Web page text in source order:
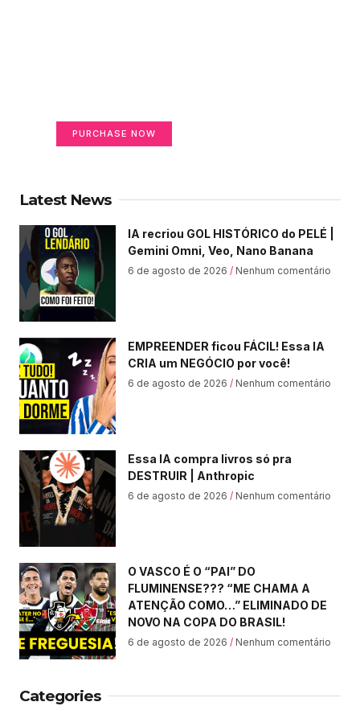
PURCHASE NOW
Latest News
IA recriou GOL HISTÓRICO do PELÉ |
Gemini Omni, Veo, Nano Banana
6 de agosto de 2026 Nenhum comentário
EMPREENDER ficou FÁCIL! Essa IA
CRIA um NEGÓCIO por você!
6 de agosto de 2026 Nenhum comentário
Essa IA compra livros só pra
DESTRUIR | Anthropic
6 de agosto de 2026 Nenhum comentário
O VASCO É O “PAI” DO
FLUMINENSE??? “ME CHAMA A
ATENÇÃO COMO…” ELIMINADO DE
NOVO NA COPA DO BRASIL!
6 de agosto de 2026 Nenhum comentário
Categories